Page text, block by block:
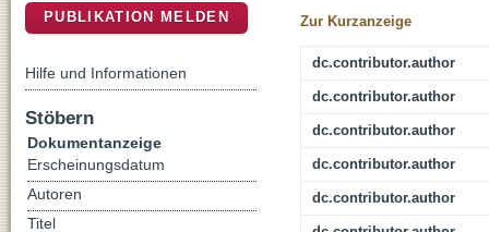
Zur Kurzanzeige
dc.contributor.author
dc.contributor.author
dc.contributor.author
dc.contributor.author
dc.contributor.author
PUBLIKATION MELDEN
Hilfe und Informationen
Stöbern
Dokumentanzeige
Erscheinungsdatum
Autoren
Titel